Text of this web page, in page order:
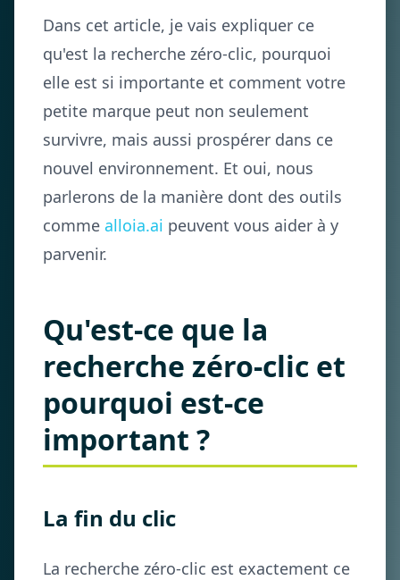
Dans cet article, je vais expliquer ce
qu'est la recherche zéro-clic, pourquoi
elle est si importante et comment votre
petite marque peut non seulement
survivre, mais aussi prospérer dans ce
nouvel environnement. Et oui, nous
parlerons de la manière dont des outils
comme alloia.ai peuvent vous aider à y
parvenir.
Qu'est-ce que la
recherche zéro-clic et
pourquoi est-ce
important ?
La fin du clic
La recherche zéro-clic est exactement ce